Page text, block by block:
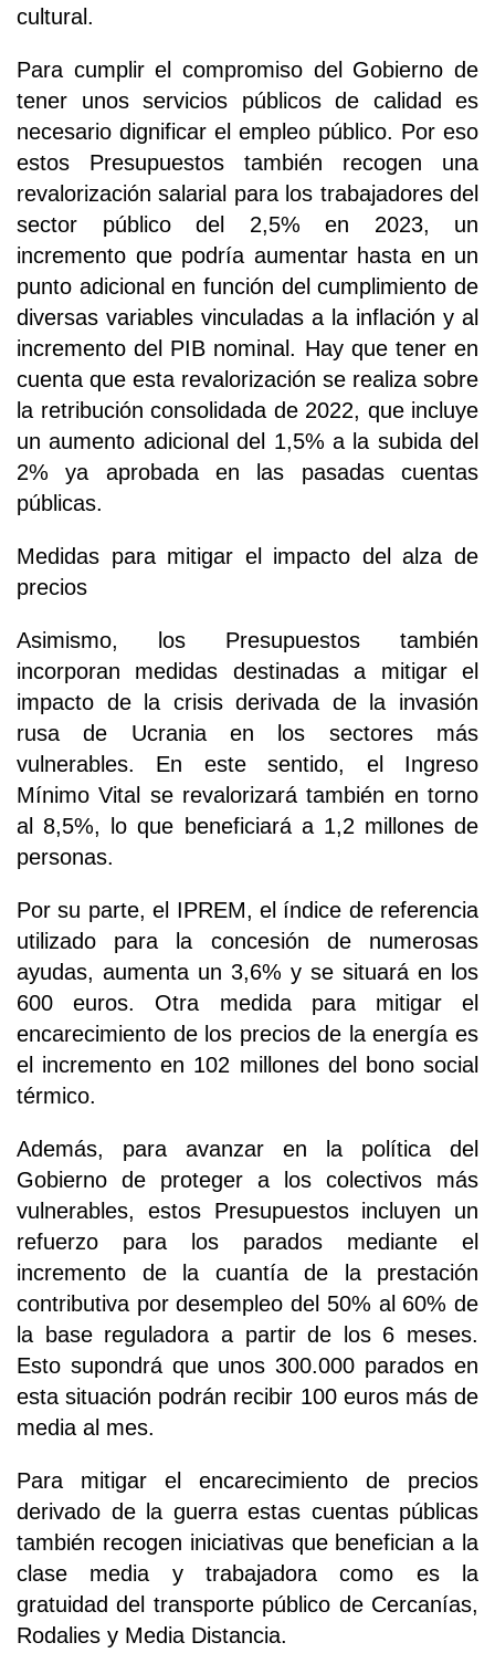
cultural.
Para cumplir el compromiso del Gobierno de
tener unos servicios públicos de calidad es
necesario dignificar el empleo público. Por eso
estos Presupuestos también recogen una
revalorización salarial para los trabajadores del
sector público del 2,5% en 2023, un
incremento que podría aumentar hasta en un
punto adicional en función del cumplimiento de
diversas variables vinculadas a la inflación y al
incremento del PIB nominal. Hay que tener en
cuenta que esta revalorización se realiza sobre
la retribución consolidada de 2022, que incluye
un aumento adicional del 1,5% a la subida del
2% ya aprobada en las pasadas cuentas
públicas.
Medidas para mitigar el impacto del alza de
precios
Asimismo, los Presupuestos también
incorporan medidas destinadas a mitigar el
impacto de la crisis derivada de la invasión
rusa de Ucrania en los sectores más
vulnerables. En este sentido, el Ingreso
Mínimo Vital se revalorizará también en torno
al 8,5%, lo que beneficiará a 1,2 millones de
personas.
Por su parte, el IPREM, el índice de referencia
utilizado para la concesión de numerosas
ayudas, aumenta un 3,6% y se situará en los
600 euros. Otra medida para mitigar el
encarecimiento de los precios de la energía es
el incremento en 102 millones del bono social
térmico.
Además, para avanzar en la política del
Gobierno de proteger a los colectivos más
vulnerables, estos Presupuestos incluyen un
refuerzo para los parados mediante el
incremento de la cuantía de la prestación
contributiva por desempleo del 50% al 60% de
la base reguladora a partir de los 6 meses.
Esto supondrá que unos 300.000 parados en
esta situación podrán recibir 100 euros más de
media al mes.
Para mitigar el encarecimiento de precios
derivado de la guerra estas cuentas públicas
también recogen iniciativas que benefician a la
clase media y trabajadora como es la
gratuidad del transporte público de Cercanías,
Rodalies y Media Distancia.